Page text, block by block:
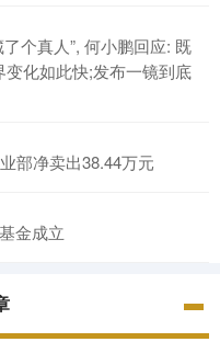
个真人”, 何小鹏回应: 既
化如此快;发布一镜到底
部净卖出38.44万元
金成立